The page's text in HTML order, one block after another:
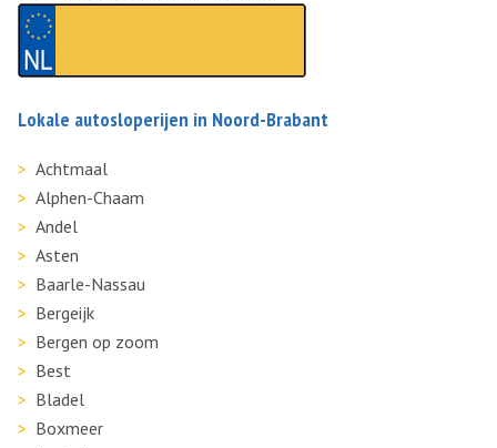
Lokale autosloperijen in Noord-Brabant
Achtmaal
Alphen-Chaam
Andel
Asten
Baarle-Nassau
Bergeijk
Bergen op zoom
Best
Bladel
Boxmeer